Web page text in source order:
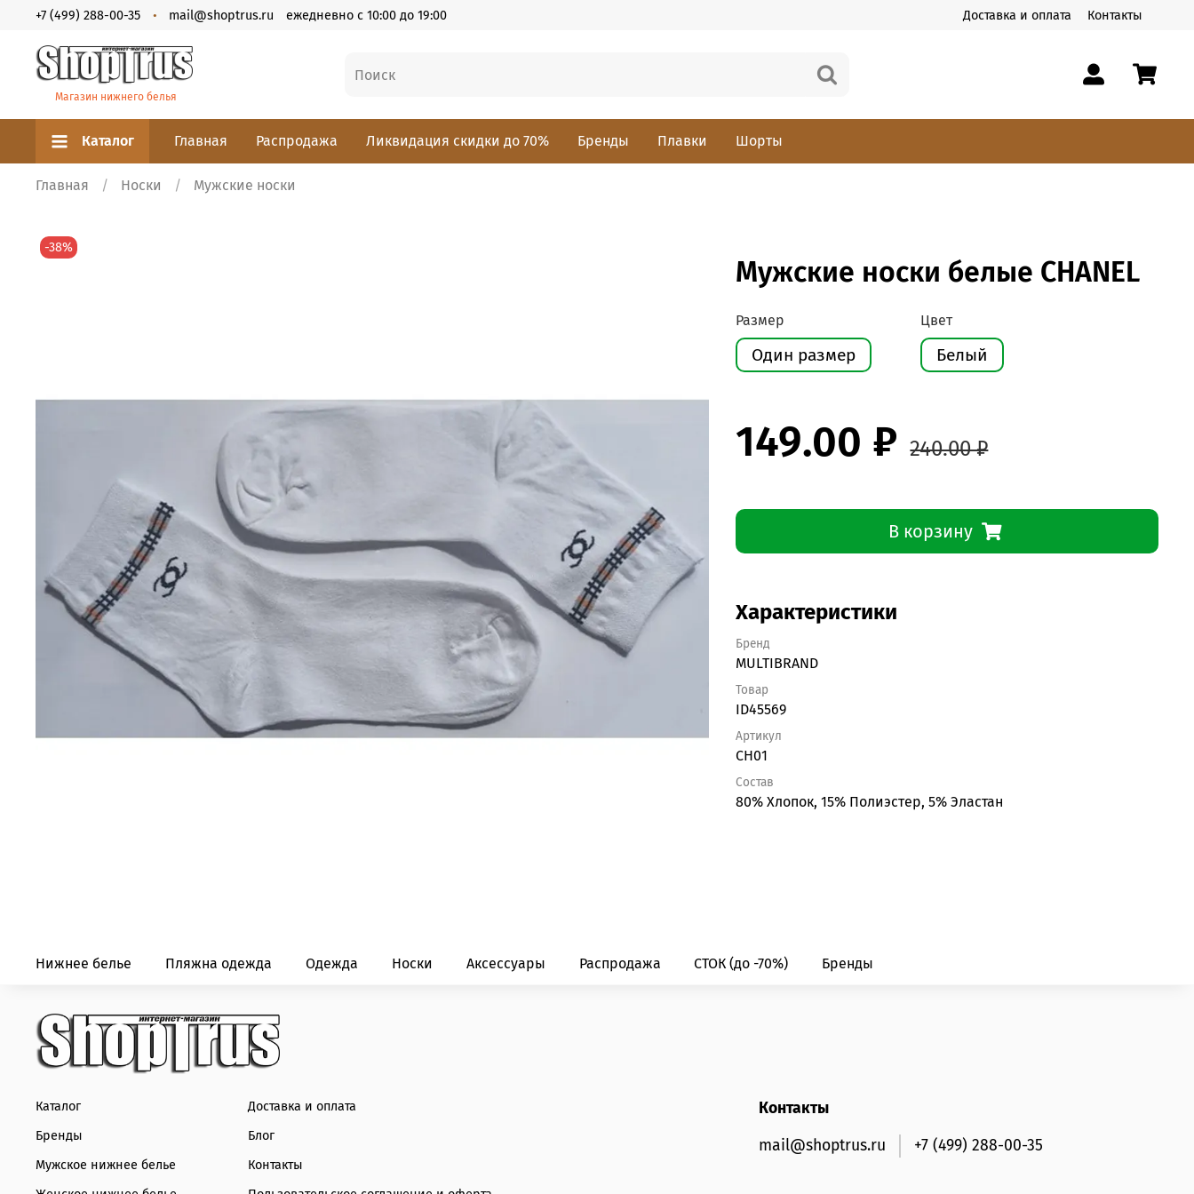
Доставка и оплата Контакты
+7 (499) 288-00-35 mail@shoptrus.ru ежедневно с 10:00 до 19:00
Магазин нижнего белья
Каталог Главная Распродажа Ликвидация скидки до 70% Бренды Плавки Шорты
Главная Носки Мужские носки
-38%
Мужские носки белые CHANEL
Размер
Один размер
Цвет
Белый
149.00 ₽ 240.00 ₽
В корзину
Характеристики
Бренд
MULTIBRAND
Товар
ID45569
Артикул
CH01
Состав
80% Хлопок, 15% Полиэстер, 5% Эластан
Нижнее белье Пляжна одежда Одежда Носки Аксессуары Распродажа СТОК (до -70%) Бренды
Каталог
Бренды
Мужское нижнее белье
Доставка и оплата
Блог
Контакты
Контакты
mail@shoptrus.ru
+7 (499) 288-00-35